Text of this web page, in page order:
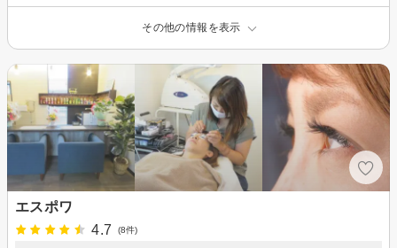
その他の情報を表示
エスポワ
4.7
(8件)